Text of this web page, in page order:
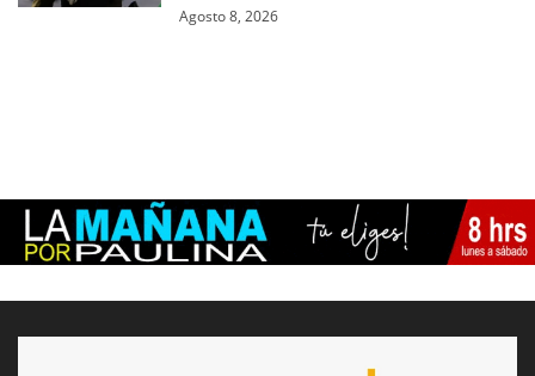
Agosto 8, 2026